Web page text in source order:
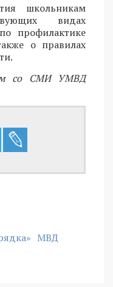
школьникам
видах
профилактике
о правилах
со СМИ УМВД
МВД